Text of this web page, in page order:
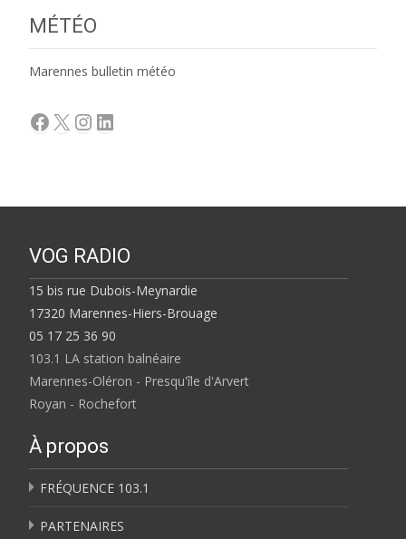
MÉTÉO
Marennes bulletin météo
Facebook
X Instagram
LinkedIn
VOG RADIO
15 bis rue Dubois-Meynardie
17320 Marennes-Hiers-Brouage
05 17 25 36 90
103.1 LA station balnéaire
Marennes-Oléron - Presqu'île d'Arvert
Royan - Rochefort
À propos
FRÉQUENCE 103.1
PARTENAIRES